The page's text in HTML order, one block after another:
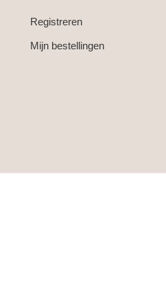
Registreren
Mijn bestellingen